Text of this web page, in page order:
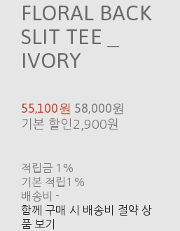
FLORAL BACK
SLIT TEE _
IVORY
55,100원 58,000원
기본 할인 2,900원
적립금 1%
기본 적립 1%
배송비 -
함께 구매 시 배송비 절약 상
품 보기